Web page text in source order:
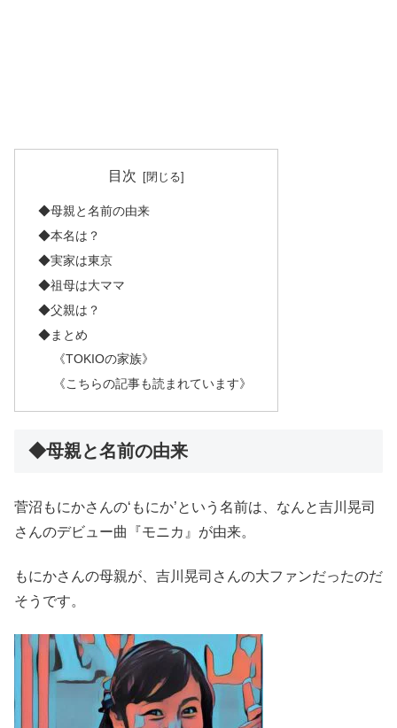
目次
◆母親と名前の由来
◆本名は？
◆実家は東京
◆祖母は大ママ
◆父親は？
◆まとめ
《TOKIOの家族》
《こちらの記事も読まれています》
◆母親と名前の由来
菅沼もにかさんの‘もにか’という名前は、なんと吉川晃司
さんのデビュー曲『モニカ』が由来。
もにかさんの母親が、吉川晃司さんの大ファンだったのだ
そうです。